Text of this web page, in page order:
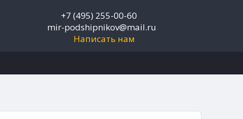
+7 (495) 255-00-60
mir-podshipnikov@mail.ru
Написать нам